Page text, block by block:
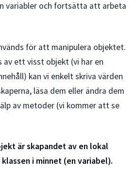
variabler och fortsätta att arbeta
för att manipulera objektet.
av ett visst objekt (vi har en
kan vi enkelt skriva värden
läsa dem eller ändra dem
av metoder (vi kommer att se
är skapandet av en lokal
i minnet (en variabel).